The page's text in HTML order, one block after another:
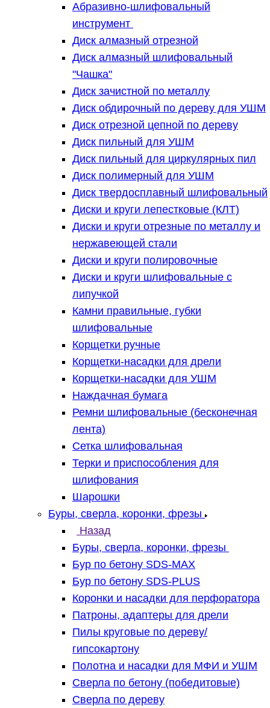
Абразивно-шлифовальный
инструмент
Диск алмазный отрезной
Диск алмазный шлифовальный
"Чашка"
Диск зачистной по металлу
Диск обдирочный по дереву для УШМ
Диск отрезной цепной по дереву
Диск пильный для УШМ
Диск пильный для циркулярных пил
Диск полимерный для УШМ
Диск твердосплавный шлифовальный
Диски и круги лепестковые (КЛТ)
Диски и круги отрезные по металлу и
нержавеющей стали
Диски и круги полировочные
Диски и круги шлифовальные с
липучкой
Камни правильные, губки
шлифовальные
Корщетки ручные
Корщетки-насадки для дрели
Корщетки-насадки для УШМ
Наждачная бумага
Ремни шлифовальные (бесконечная
лента)
Сетка шлифовальная
Терки и приспособления для
шлифования
Шарошки
Буры, сверла, коронки, фрезы
Назад
Буры, сверла, коронки, фрезы
Бур по бетону SDS-MAX
Бур по бетону SDS-PLUS
Коронки и насадки для перфоратора
Патроны, адаптеры для дрели
Пилы круговые по дереву/
гипсокартону
Полотна и насадки для МФИ и УШМ
Сверла по бетону (победитовые)
Сверла по дереву